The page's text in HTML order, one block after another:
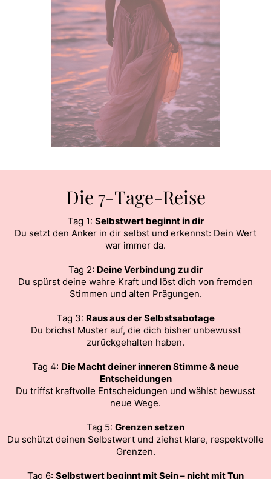
Die 7-Tage-Reise
Tag 1: Selbstwert beginnt in dir
Du setzt den Anker in dir selbst und erkennst: Dein Wert
war immer da.
Tag 2: Deine Verbindung zu dir
Du spürst deine wahre Kraft und löst dich von fremden
Stimmen und alten Prägungen.
Tag 3: Raus aus der Selbstsabotage
Du brichst Muster auf, die dich bisher unbewusst
zurückgehalten haben.
Tag 4: Die Macht deiner inneren Stimme & neue
Entscheidungen
Du triffst kraftvolle Entscheidungen und wählst bewusst
neue Wege.
Tag 5: Grenzen setzen
Du schützt deinen Selbstwert und ziehst klare, respektvolle
Grenzen.
Tag 6: Selbstwert beginnt mit Sein – nicht mit Tun